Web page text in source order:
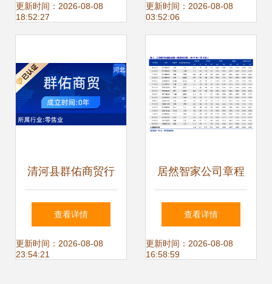
现状与未来趋势
更新时间：2026-08-08
18:52:27
惠销售，助您开启
更新时间：2026-08-08
03:52:06
清河县群佑商贸行
日用杂品销售的社
区守护者
查看详情
更新时间：2026-08-08
23:54:21
居然智家公司章程
修订案 拓展日用杂
品销售业务，开启
查看详情
更新时间：2026-08-08
16:58:59